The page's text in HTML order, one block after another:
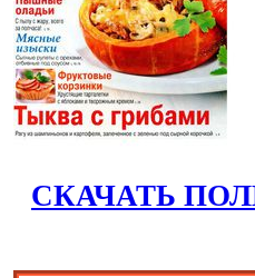
СКАЧАТЬ